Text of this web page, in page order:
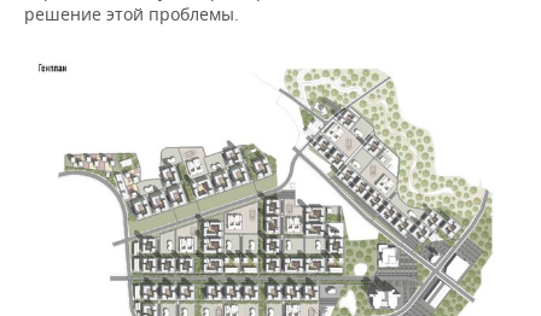
решение этой проблемы.